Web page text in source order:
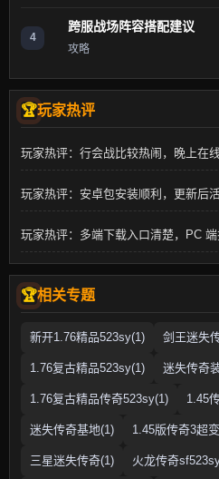
4
跨服战场阵容搭配建议
攻略
玩家热评
玩家热评：行会战比较热闹，晚上在线
玩家热评：安卓包安装顺利，更新后活
玩家热评：多端下载入口清楚，PC 端
相关专题
新开1.76精品523sy(1) 剑王迷失
1.76复古精品523sy(1) 迷失传奇
1.76复古精品传奇523sy(1) 1.45
迷失传奇基地(1) 1.45版传奇3超
三星迷失传奇(1) 火龙传奇